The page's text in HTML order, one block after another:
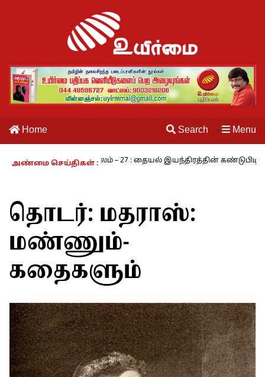
Home Search · Menu
அண்மை செய்திகள் :
வாழும் காலம் – 27 : தையல் இயந்திரத்தின் கண்டுபிடிப்பாளர் யார்? -
தொடர்: மதராஸ்:
மண்ணும்-
கதைகளும்